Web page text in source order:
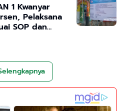
1 Kwanyar
Pelaksana
SOP dan